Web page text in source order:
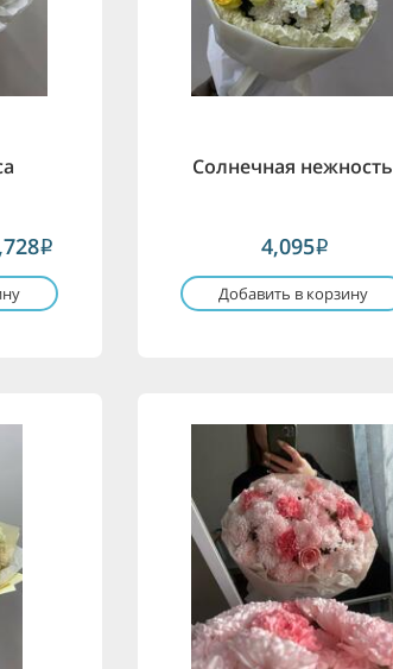
i
Солнечная нежность
4,095i
Добавить в корзину